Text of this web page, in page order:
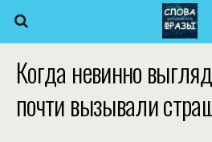
Когда невинно
почти вызывали